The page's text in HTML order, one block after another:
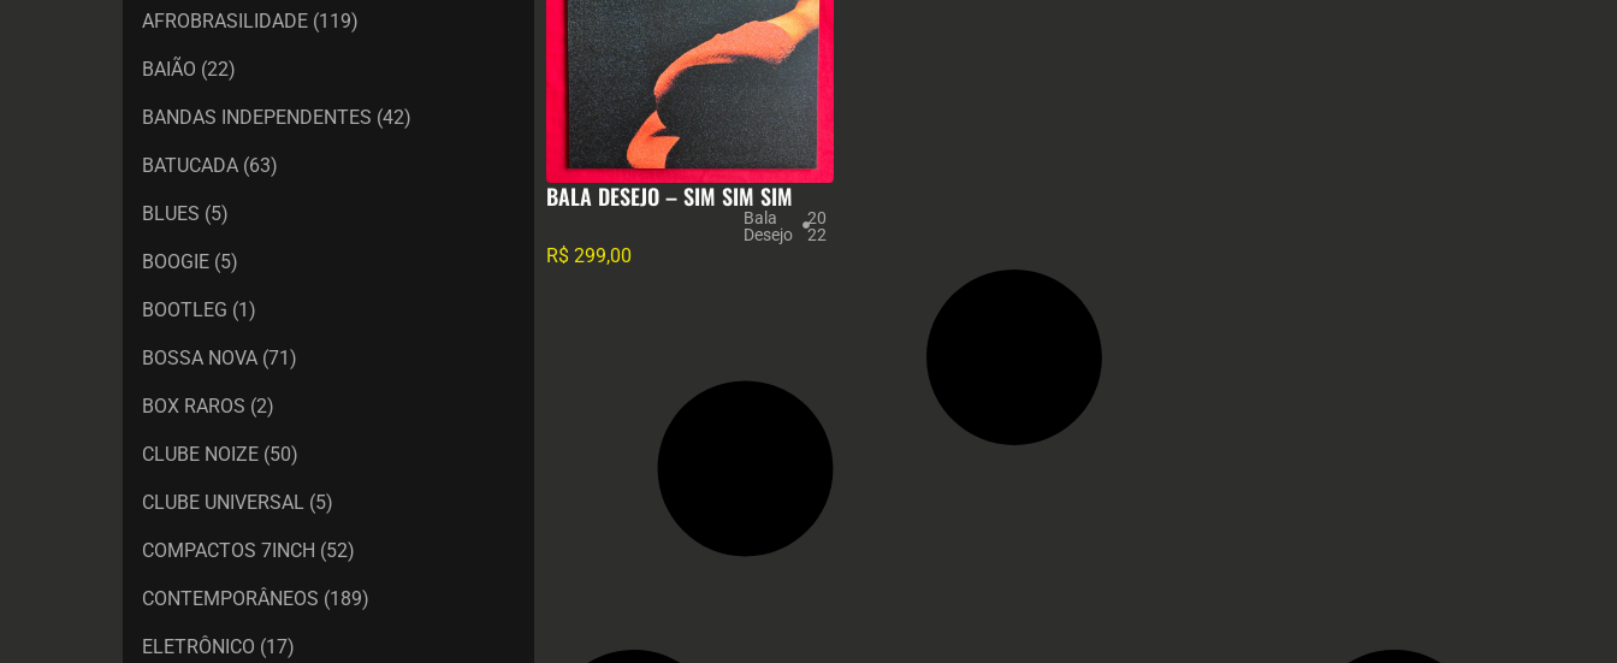
AFROBRASILIDADE (119)
BAIÃO (22)
BANDAS INDEPENDENTES (42)
BATUCADA (63)
BLUES (5)
BOOGIE (5)
BOOTLEG (1)
BOSSA NOVA (71)
BOX RAROS (2)
CLUBE NOIZE (50)
CLUBE UNIVERSAL (5)
COMPACTOS 7INCH (52)
CONTEMPORÂNEOS (189)
ELETRÔNICO (17)
BALA DESEJO – SIM SIM SIM
Bala
Desejo
20
22
R$ 299,00